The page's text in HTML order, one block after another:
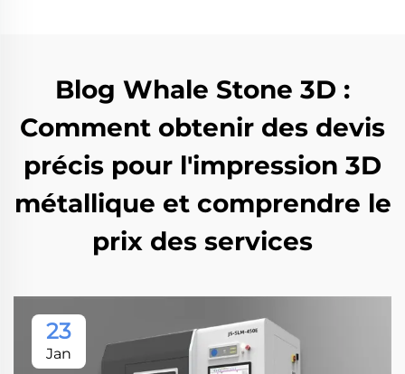
Blog Whale Stone 3D :
Comment obtenir des devis
précis pour l'impression 3D
métallique et comprendre le
prix des services
23
Jan